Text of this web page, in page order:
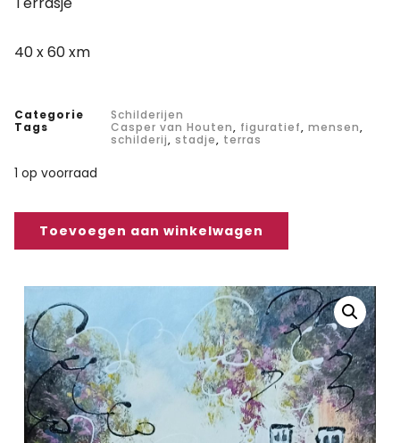
40 x 60 xm
Categorie
Schilderijen
Tags
Casper van Houten, figuratief, mensen,
schilderij, stadje, terras
1 op voorraad
Toevoegen aan winkelwagen